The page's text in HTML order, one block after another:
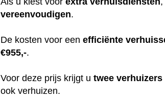
vereenvoudigen.
De kosten voor eenefficiënte
€955,-.
Voor deze prijs krijgt utwee verhuizers
ook verhuizen.